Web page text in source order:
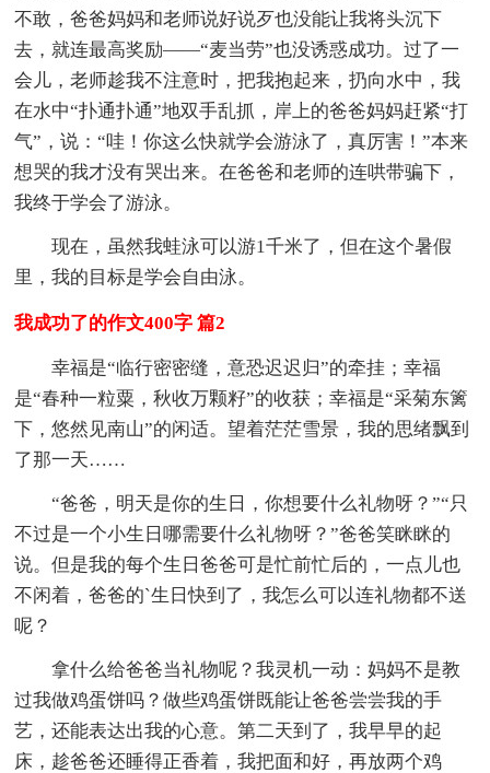
不敢，爸爸妈妈和老师说好说歹也没能让我将头沉下
去，就连最高奖励——“麦当劳”也没诱惑成功。过了一
会儿，老师趁我不注意时，把我抱起来，扔向水中，我
在水中“扑通扑通”地双手乱抓，岸上的爸爸妈妈赶紧“打
气”，说：“哇！你这么快就学会游泳了，真厉害！”本来
想哭的我才没有哭出来。在爸爸和老师的连哄带骗下，
我终于学会了游泳。
现在，虽然我蛙泳可以游1千米了，但在这个暑假
里，我的目标是学会自由泳。
我成功了的作文400字 篇2
幸福是“临行密密缝，意恐迟迟归”的牵挂；幸福
是“春种一粒粟，秋收万颗籽”的收获；幸福是“采菊东篱
下，悠然见南山”的闲适。望着茫茫雪景，我的思绪飘到
了那一天……
“爸爸，明天是你的生日，你想要什么礼物呀？”“只
不过是一个小生日哪需要什么礼物呀？”爸爸笑眯眯的
说。但是我的每个生日爸爸可是忙前忙后的，一点儿也
不闲着，爸爸的`生日快到了，我怎么可以连礼物都不送
呢？
拿什么给爸爸当礼物呢？我灵机一动：妈妈不是教
过我做鸡蛋饼吗？做些鸡蛋饼既能让爸爸尝尝我的手
艺，还能表达出我的心意。第二天到了，我早早的起
床，趁爸爸还睡得正香着，我把面和好，再放两个鸡